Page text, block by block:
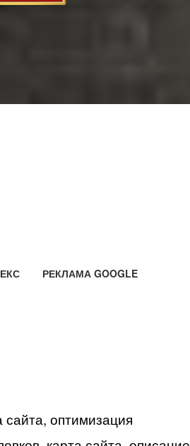
РЕКЛАМА GOOGLE
сайта, оптимизация